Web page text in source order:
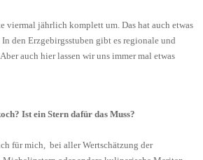
viermal jährlich komplett um. Das hat auch etwas
den Erzgebirgsstuben gibt es regionale und
auch hier lassen wir uns immer mal etwas
Ist ein Stern dafür das Muss?
für mich, bei aller Wertschätzung der